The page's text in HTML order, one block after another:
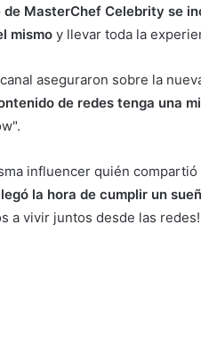
MasterChef Celebrity se
mismo y llevar toda la
aseguraron sobre la
de redes tenga una
influencer quién
la hora de cumplir un
a vivir juntos desde las